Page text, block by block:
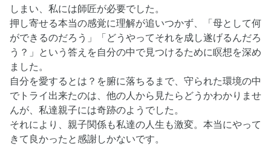
しまい、私には師匠が必要でした。
押し寄せる本当の感覚に理解が追いつかず、「母として何
ができるのだろう」「どうやってそれを成し遂げるんだろ
う？」という答えを自分の中で見つけるために瞑想を深め
ました。
自分を愛するとは？を腑に落ちるまで、守られた環境の中
でトライ出来たのは、他の人から見たらどうかわかりませ
んが、私達親子には奇跡のようでした。
それにより、親子関係も私達の人生も激変。本当にやって
きて良かったと感謝しかないです。